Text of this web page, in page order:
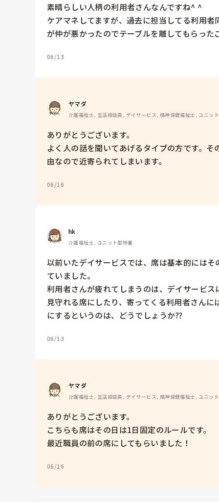
素晴らしい人柄の利用者さんなんですね^ ^
ケアマネしてますが、過去に担当してる利用
が仲が悪かったのでテーブルを離してもらった
06/13
ヤマダ
介護福祉士, 生活相談員, デイサービス, 精神保健福祉士, ユニッ
ありがとうございます。
よく人の話を聞いてあげるタイプの方です。
由なので近寄られてしまいます。
06/16
hk
介護福祉士, ユニット型特養
以前いたデイサービスでは、席は基本的には
ていました。
利用者さんが疲れてしまうのは、デイサービ
見守れる席にしたり、寄ってくる利用者さん
にするというのは、どうでしょうか⁇
06/13
ヤマダ
介護福祉士, 生活相談員, デイサービス, 精神保健福祉士, ユニッ
ありがとうございます。
こちらも席はその日は1日固定のルールです。
最近職員の前の席にしてもらいました！
06/16